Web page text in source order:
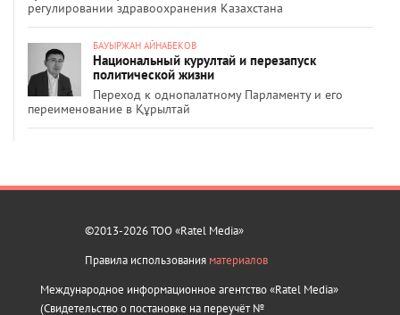
регулировании здравоохранения Казахстана
БАУЫРЖАН АЙНАБЕКОВ
Национальный курултай и перезапуск
политической жизни
Переход к однопалатному Парламенту и его
переименование в Құрылтай
©2013-2026 ТОО «Ratel Media»
Правила использования материалов
Международное информационное агентство «Ratel Media»
(Свидетельство о постановке на переучёт №